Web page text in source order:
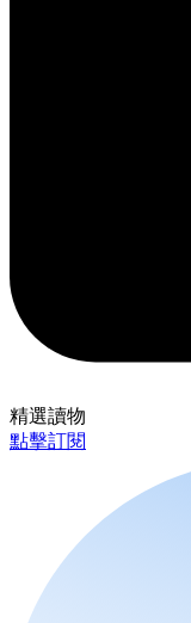
精選讀物
點擊訂閱